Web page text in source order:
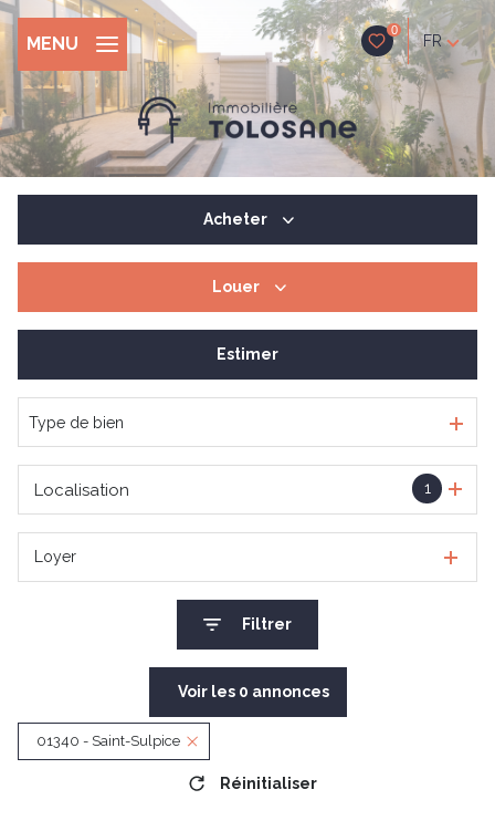
0
FR
MENU
Acheter
De l'immo pro
Louer
De l'immo pro
Estimer
Type de bien
1
Localisation
Loyer
Filtrer
Voir les 0 annonces
01340 - Saint-Sulpice
Réinitialiser